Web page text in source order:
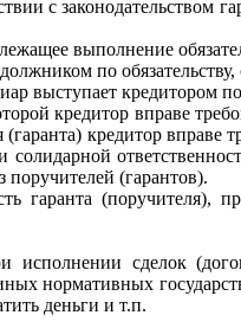
с законодательством
выполнение
по обязательству,
выступает кредитором
кредитор вправе
кредитор вправе
поручителей (гарантов).
гаранта
исполнении сделок
нормативных
деньги и т.п.